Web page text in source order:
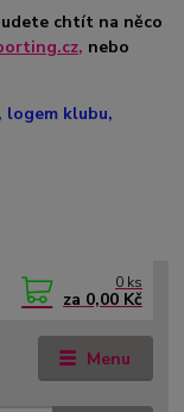
chtít na něco
, nebo
logem klubu,
Menu
0 ks
za 0,00 Kč